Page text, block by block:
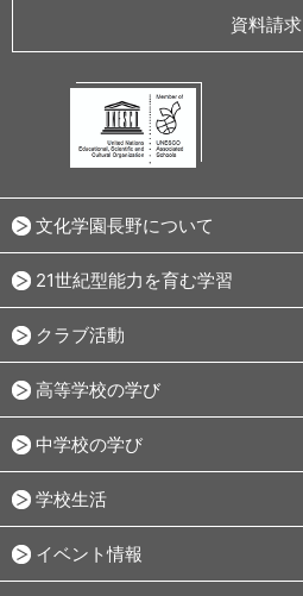
資料請求
文化学園長野について
21世紀型能力を育む学習
クラブ活動
高等学校の学び
中学校の学び
学校生活
イベント情報